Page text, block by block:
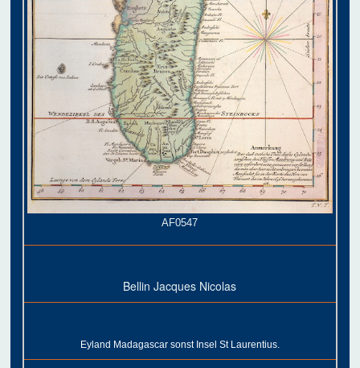
AF0547
Bellin Jacques Nicolas
Eyland Madagascar sonst Insel St Laurentius.